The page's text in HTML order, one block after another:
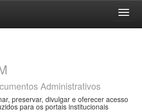
Administrativos
preservar, divulgar e oferecer acesso
para os portais institucionais